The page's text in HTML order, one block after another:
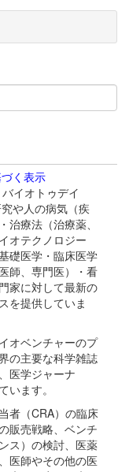
く表示
イオトゥデイ
や人の病気（疾
療法（治療薬、
オテクノロジー
礎医学・臨床医学
師、専門医）・看
家に対して最新の
を提供していま
オベンチャーのプ
の主要な科学雑誌
医学ジャーナ
います。
者（CRA）の臨床
販売戦略、ベンチ
ス）の検討、医薬
医師やその他の医